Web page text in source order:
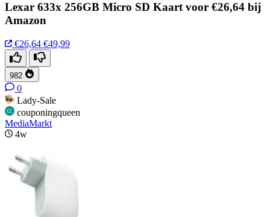
Lexar 633x 256GB Micro SD Kaart voor €26,64 bij
Amazon
€26,64 €49,99
982
0
Lady-Sale
couponingqueen
MediaMarkt
4w